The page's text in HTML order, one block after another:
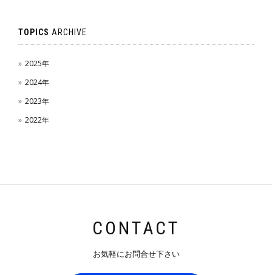
TOPICS ARCHIVE
2025年
2024年
2023年
2022年
CONTACT
お気軽にお問合せ下さい